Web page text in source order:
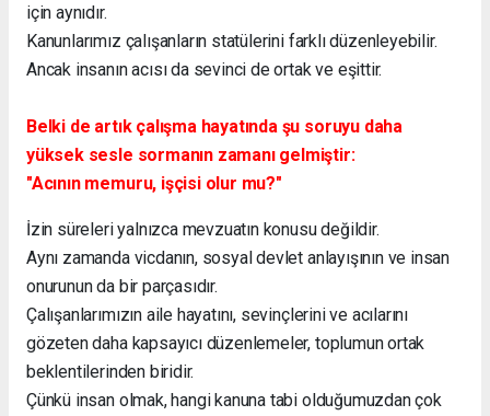
için aynıdır.
Kanunlarımız çalışanların statülerini farklı düzenleyebilir.
Ancak insanın acısı da sevinci de ortak ve eşittir.
Belki de artık çalışma hayatında şu soruyu daha
yüksek sesle sormanın zamanı gelmiştir:
"Acının memuru, işçisi olur mu?"
İzin süreleri yalnızca mevzuatın konusu değildir.
Aynı zamanda vicdanın, sosyal devlet anlayışının ve insan
onurunun da bir parçasıdır.
Çalışanlarımızın aile hayatını, sevinçlerini ve acılarını
gözeten daha kapsayıcı düzenlemeler, toplumun ortak
beklentilerinden biridir.
Çünkü insan olmak, hangi kanuna tabi olduğumuzdan çok